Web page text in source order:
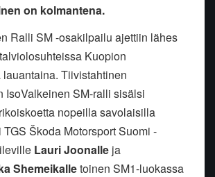
on kolmantena.
Ralli SM -osakilpailu ajettiin lähes
Kuopion
Tiivistahtinen
IsoValkeinen SM-ralli sisälsi
nopeilla savolaisilla
Škoda Motorsport Suomi -
Lauri Joonalle ja
Shemeikalletoinen SM1-luokassa